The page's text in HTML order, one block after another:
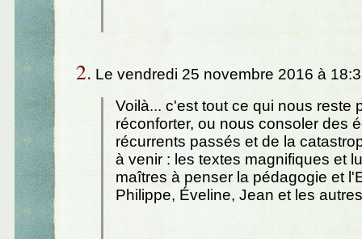
2. Le vendredi 25 novembre 2016 à
Voilà... c'est tout ce qui nous reste
réconforter, ou nous consoler des
récurrents passés et de la
à venir : les textes magnifiques et
maîtres à penser la pédagogie et
Philippe, Éveline, Jean et les